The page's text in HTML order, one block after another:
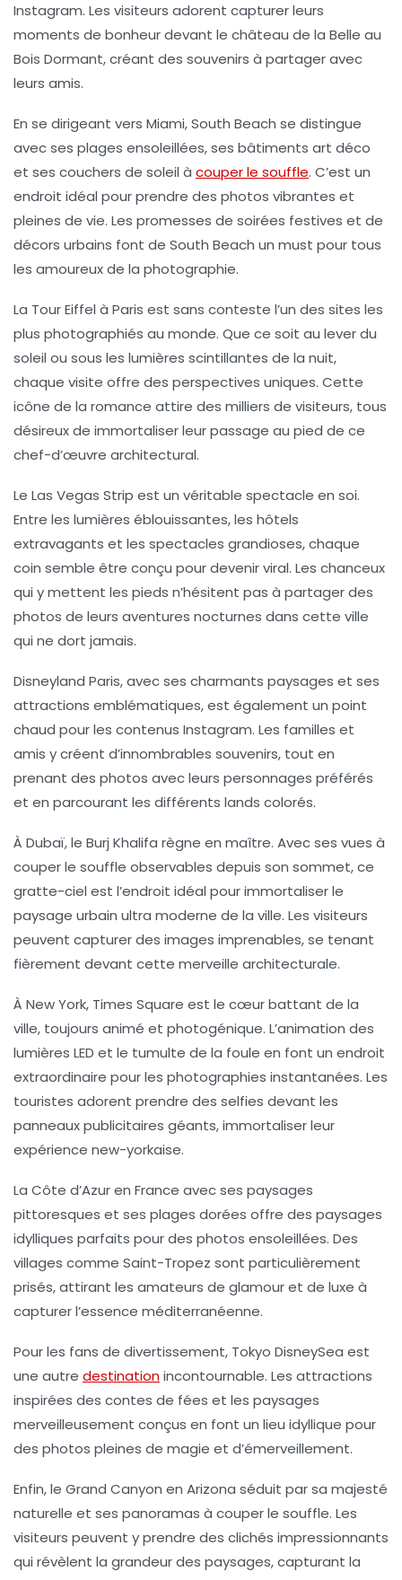
Instagram. Les visiteurs adorent capturer leurs
moments de bonheur devant le château de la Belle au
Bois Dormant, créant des souvenirs à partager avec
leurs amis.
En se dirigeant vers Miami, South Beach se distingue
avec ses plages ensoleillées, ses bâtiments art déco
et ses couchers de soleil à couper le souffle. C’est un
endroit idéal pour prendre des photos vibrantes et
pleines de vie. Les promesses de soirées festives et de
décors urbains font de South Beach un must pour tous
les amoureux de la photographie.
La Tour Eiffel à Paris est sans conteste l’un des sites les
plus photographiés au monde. Que ce soit au lever du
soleil ou sous les lumières scintillantes de la nuit,
chaque visite offre des perspectives uniques. Cette
icône de la romance attire des milliers de visiteurs, tous
désireux de immortaliser leur passage au pied de ce
chef-d’œuvre architectural.
Le Las Vegas Strip est un véritable spectacle en soi.
Entre les lumières éblouissantes, les hôtels
extravagants et les spectacles grandioses, chaque
coin semble être conçu pour devenir viral. Les chanceux
qui y mettent les pieds n’hésitent pas à partager des
photos de leurs aventures nocturnes dans cette ville
qui ne dort jamais.
Disneyland Paris, avec ses charmants paysages et ses
attractions emblématiques, est également un point
chaud pour les contenus Instagram. Les familles et
amis y créent d’innombrables souvenirs, tout en
prenant des photos avec leurs personnages préférés
et en parcourant les différents lands colorés.
À Dubaï, le Burj Khalifa règne en maître. Avec ses vues à
couper le souffle observables depuis son sommet, ce
gratte-ciel est l’endroit idéal pour immortaliser le
paysage urbain ultra moderne de la ville. Les visiteurs
peuvent capturer des images imprenables, se tenant
fièrement devant cette merveille architecturale.
À New York, Times Square est le cœur battant de la
ville, toujours animé et photogénique. L’animation des
lumières LED et le tumulte de la foule en font un endroit
extraordinaire pour les photographies instantanées. Les
touristes adorent prendre des selfies devant les
panneaux publicitaires géants, immortaliser leur
expérience new-yorkaise.
La Côte d’Azuren France avec ses paysages
pittoresques et ses plages dorées offre des paysages
idylliques parfaits pour des photos ensoleillées. Des
villages comme Saint-Tropez sont particulièrement
prisés, attirant les amateurs de glamour et de luxe à
capturer l’essence méditerranéenne.
Pour les fans de divertissement, Tokyo DisneySea est
une autre destinationincontournable. Les attractions
inspirées des contes de fées et les paysages
merveilleusement conçus en font un lieu idyllique pour
des photos pleines de magie et d’émerveillement.
Enfin, le Grand Canyon en Arizona séduit par sa majesté
naturelle et ses panoramas à couper le souffle. Les
visiteurs peuvent y prendre des clichés impressionnants
qui révèlent la grandeur des paysages, capturant la